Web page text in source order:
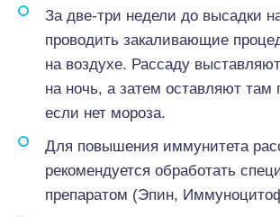
За две-три недели до высадки
проводить закаливающие
на воздухе. Рассаду
на ночь, а затем оставляют там
если нет мороза.
Для повышения иммунитета
рекомендуется обработать
препаратом (Эпин,